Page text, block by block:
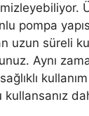
pompa
uzun süreli
Aynı